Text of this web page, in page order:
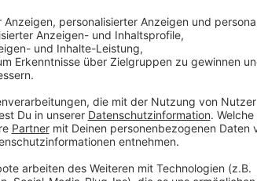
Das Brückendesaster an der zentralen
der Stadt und der angrenzenden,
Lärmbelästigung macht Anwohnern schwer
Lkw täglich an ihren Häusern vorbei, wie
wieder beklagt hatte.
Anzeige